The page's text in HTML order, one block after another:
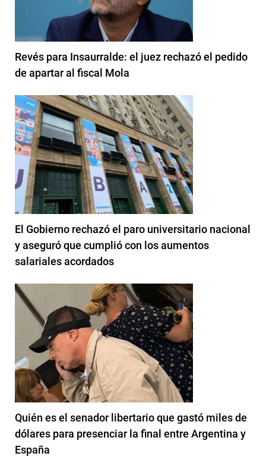
Revés para Insaurralde: el juez rechazó el pedido
de apartar al fiscal Mola
El Gobierno rechazó el paro universitario nacional
y aseguró que cumplió con los aumentos
salariales acordados
Quién es el senador libertario que gastó miles de
dólares para presenciar la final entre Argentina y
España